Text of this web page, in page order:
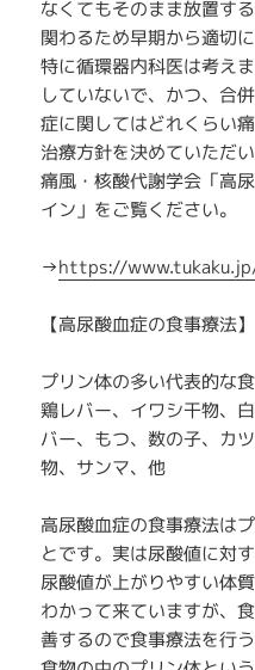
なくてもそのまま放置す
関わるため早期から適切
特に循環器内科医は考え
していないで、かつ、合
症に関してはどれくらい
治療方針を決めていただ
痛風・核酸代謝学会「高
イン」をご覧ください。
→https://
【高尿酸血症の食事療法】
プリン体の多い代表的な
鶏レバー、イワシ干物、
バー、もつ、数の子、カ
物、サンマ、他
高尿酸血症の食事療法は
とです。実は尿酸値に対
尿酸値が上がりやすい体
わかって来ていますが、
善するので食事療法を行